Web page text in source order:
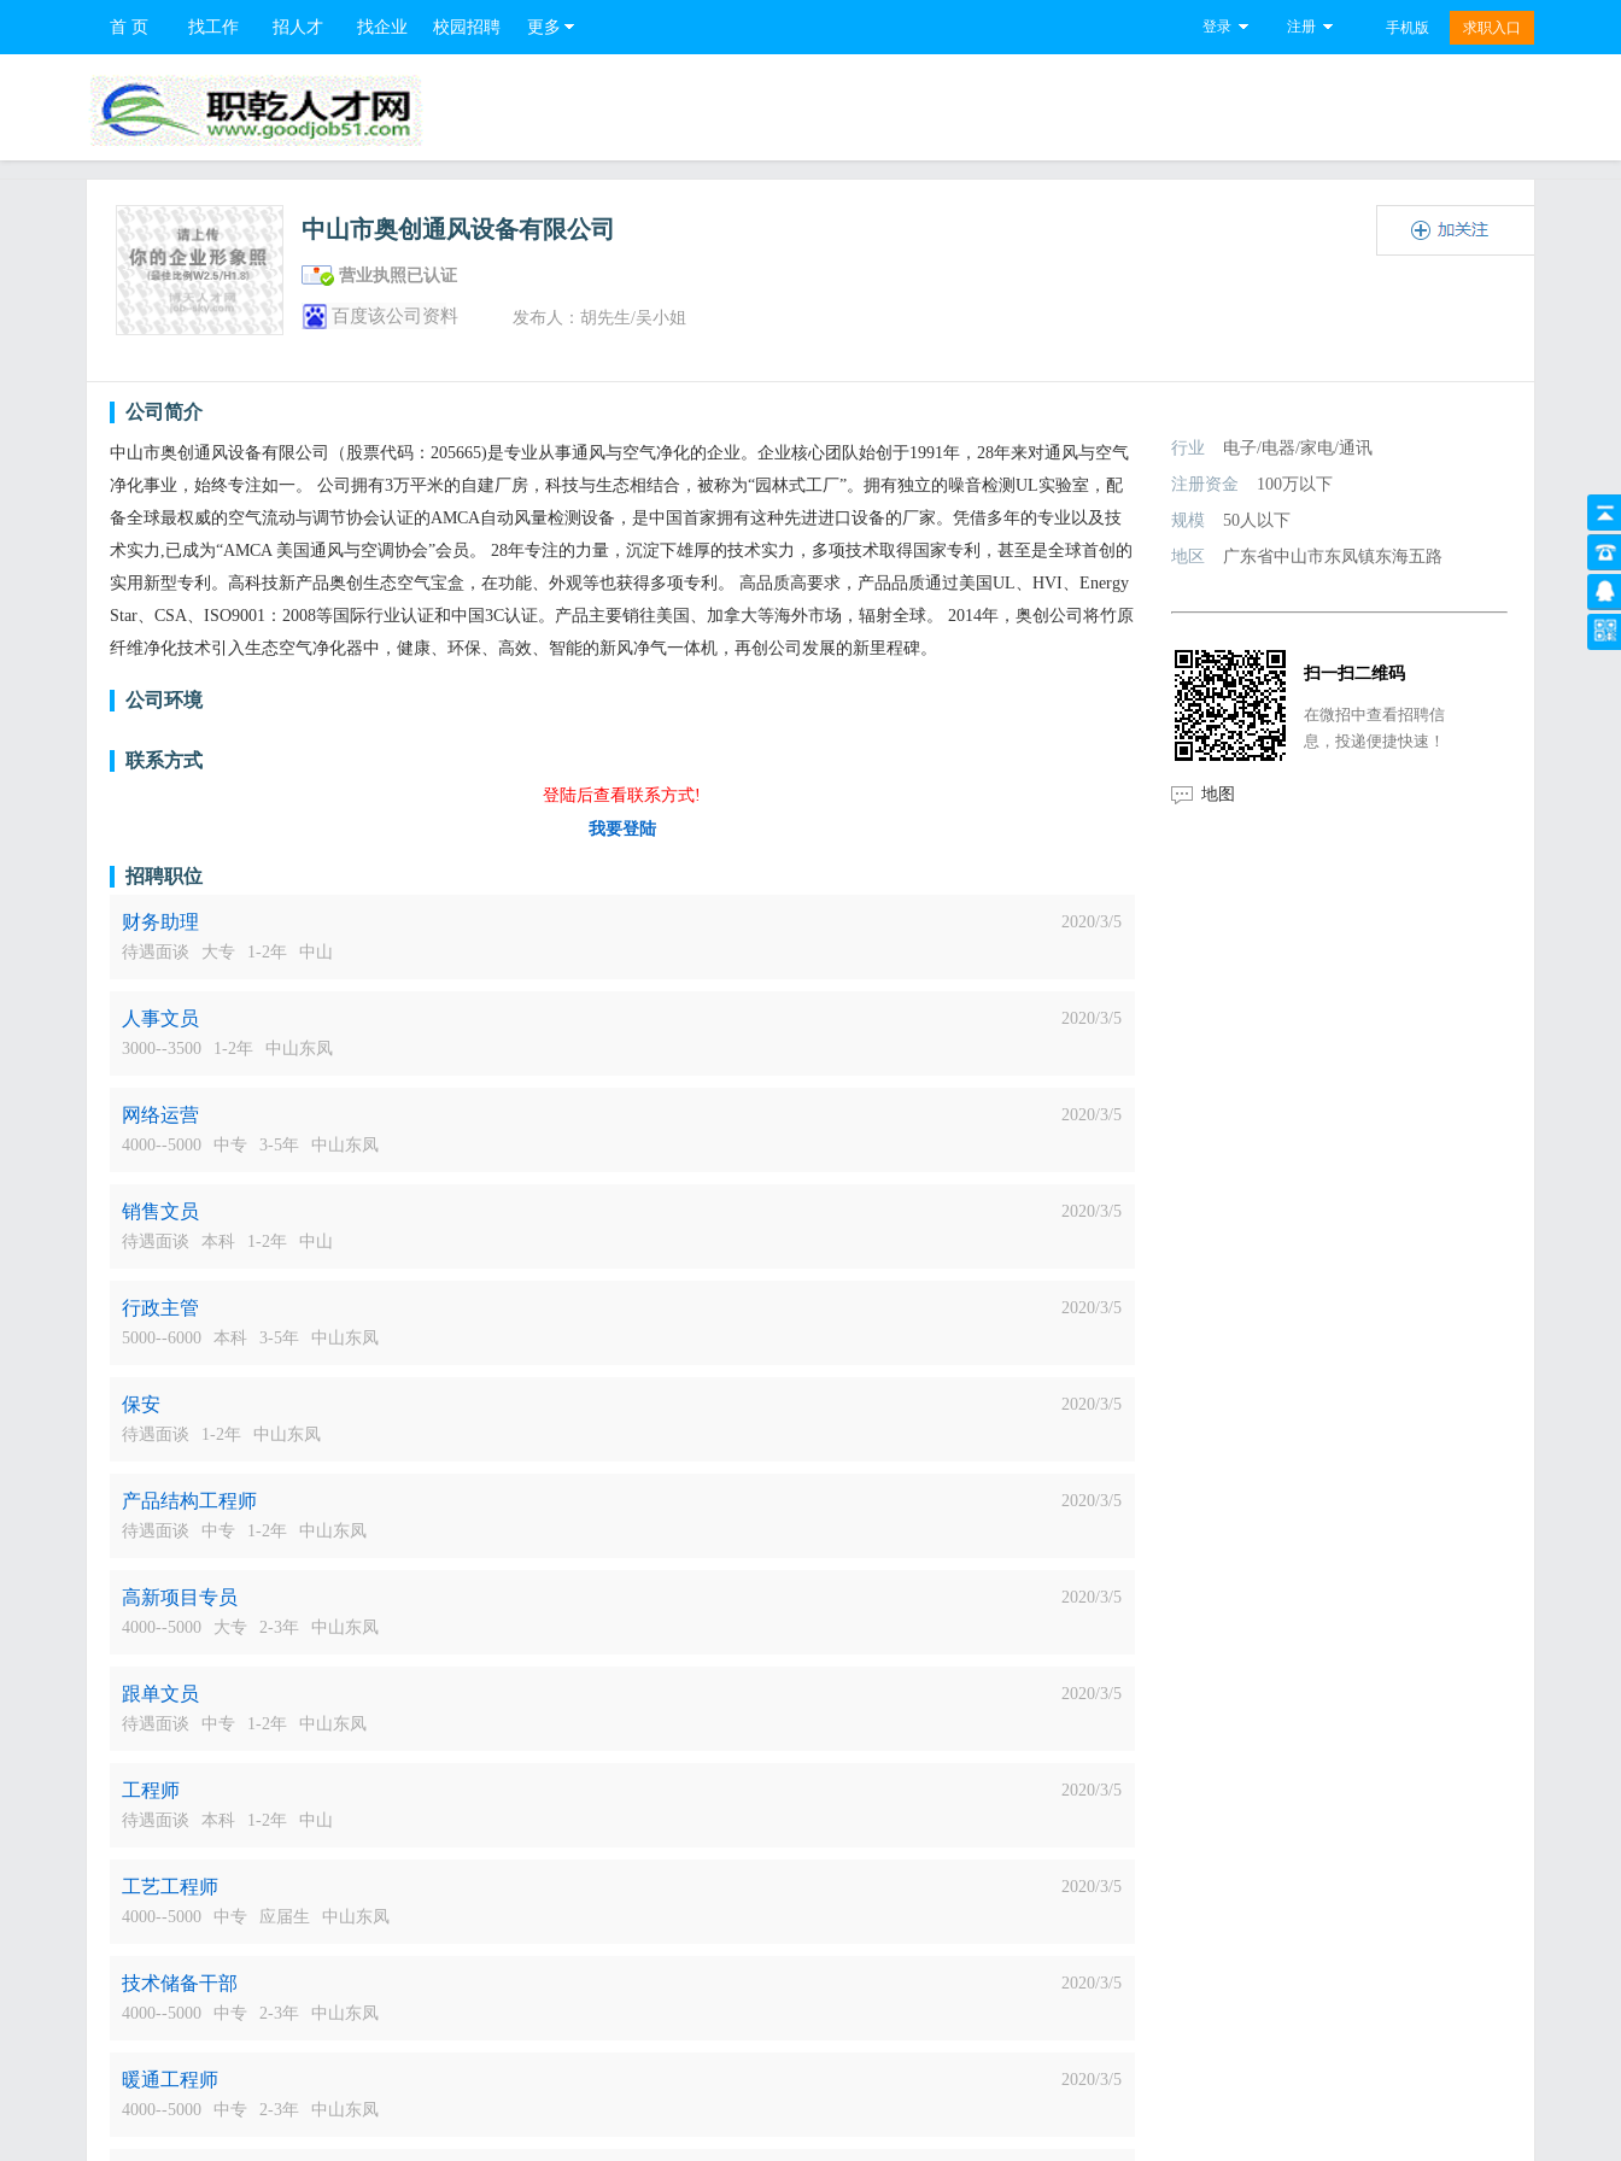
首 页 找工作 招人才 找企业 校园招聘 更多 手机版 求职入口
注册
登录
中山市奥创通风设备有限公司
营业执照已认证
百度该公司资料 发布人：胡先生/吴小姐
公司简介
中山市奥创通风设备有限公司（股票代码：205665)是专业从事通风与空气净化的企业。企业核心团队始创于1991年，28年来对通风与空气
净化事业，始终专注如一。 公司拥有3万平米的自建厂房，科技与生态相结合，被称为“园林式工厂”。拥有独立的噪音检测UL实验室，配
备全球最权威的空气流动与调节协会认证的AMCA自动风量检测设备，是中国首家拥有这种先进进口设备的厂家。凭借多年的专业以及技
术实力,已成为“AMCA 美国通风与空调协会”会员。 28年专注的力量，沉淀下雄厚的技术实力，多项技术取得国家专利，甚至是全球首创的
实用新型专利。高科技新产品奥创生态空气宝盒，在功能、外观等也获得多项专利。 高品质高要求，产品品质通过美国UL、HVI、Energy
Star、CSA、ISO9001：2008等国际行业认证和中国3C认证。产品主要销往美国、加拿大等海外市场，辐射全球。 2014年，奥创公司将竹原
纤维净化技术引入生态空气净化器中，健康、环保、高效、智能的新风净气一体机，再创公司发展的新里程碑。
公司环境
联系方式
登陆后查看联系方式!
我要登陆
招聘职位
财务助理
2020/3/5
待遇面谈
大专 1-2年 中山
人事文员
2020/3/5
3000--3500
1-2年 中山东凤
网络运营
2020/3/5
4000--5000
中专 3-5年 中山东凤
销售文员
2020/3/5
待遇面谈
本科 1-2年 中山
行政主管
2020/3/5
5000--6000
本科 3-5年 中山东凤
保安
2020/3/5
待遇面谈
1-2年 中山东凤
产品结构工程师
2020/3/5
待遇面谈
中专 1-2年 中山东凤
高新项目专员
2020/3/5
4000--5000
大专 2-3年 中山东凤
跟单文员
2020/3/5
待遇面谈
中专 1-2年 中山东凤
工程师
2020/3/5
待遇面谈
本科 1-2年 中山
工艺工程师
2020/3/5
4000--5000
中专 应届生 中山东凤
技术储备干部
2020/3/5
4000--5000
中专 2-3年 中山东凤
暖通工程师
2020/3/5
4000--5000
中专 2-3年 中山东凤
行业
电子/电器/家电/通讯
注册资金
100万以下
规模
50人以下
地区
广东省中山市东凤镇东海五路
扫一扫二维码
在微招中查看招聘信
息，投递便捷快速！
地图